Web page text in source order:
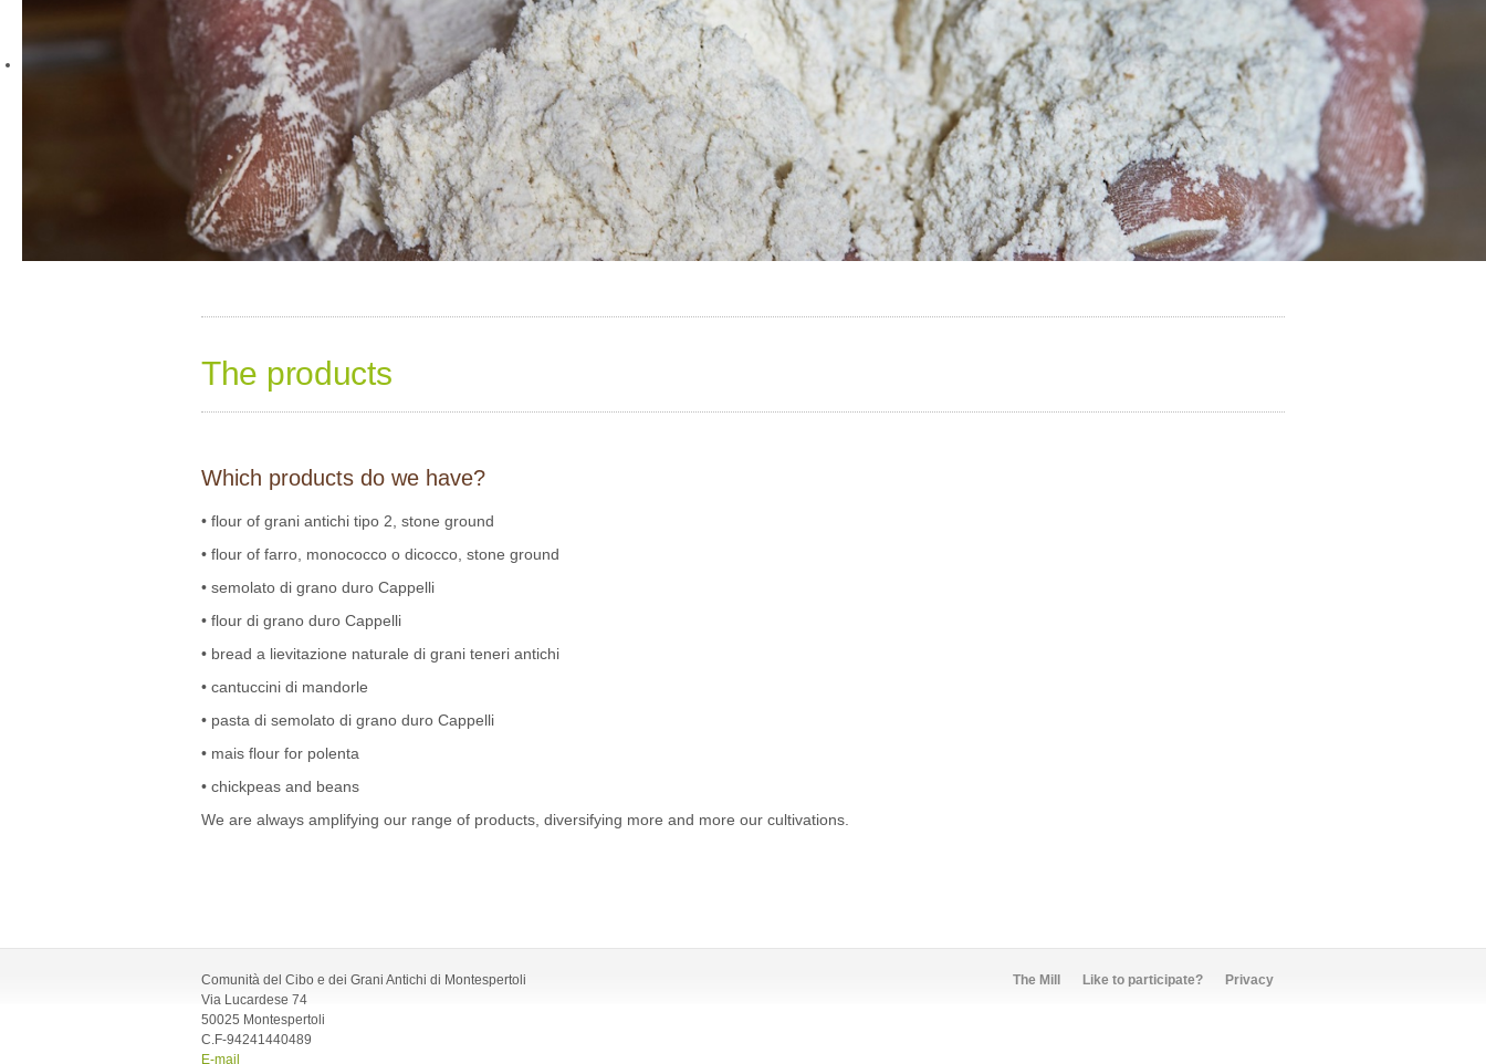
The products
Which products do we have?
• flour of grani antichi tipo 2, stone ground
• flour of farro, monococco o dicocco, stone ground
• semolato di grano duro Cappelli
• flour di grano duro Cappelli
• bread a lievitazione naturale di grani teneri antichi
• cantuccini di mandorle
• pasta di semolato di grano duro Cappelli
• mais flour for polenta
• chickpeas and beans
We are always amplifying our range of products, diversifying more and more our cultivations.
The Mill Like to participate? Privacy
Comunità del Cibo e dei Grani Antichi di Montespertoli
Via Lucardese 74
50025 Montespertoli
C.F-94241440489
E-mail